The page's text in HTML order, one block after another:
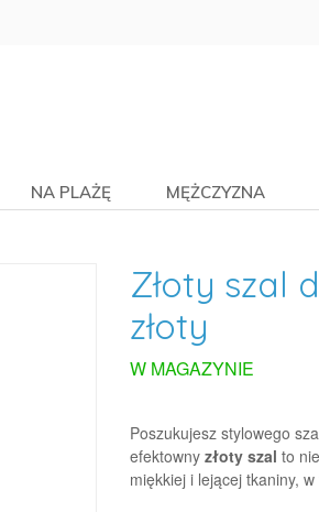
NA PLAŻĘ MĘŻCZYZNA
Złoty szal
złoty
W MAGAZYNIE
Poszukujesz stylowego
efektowny złoty szal to
miękkiej i lejącej tkaniny,